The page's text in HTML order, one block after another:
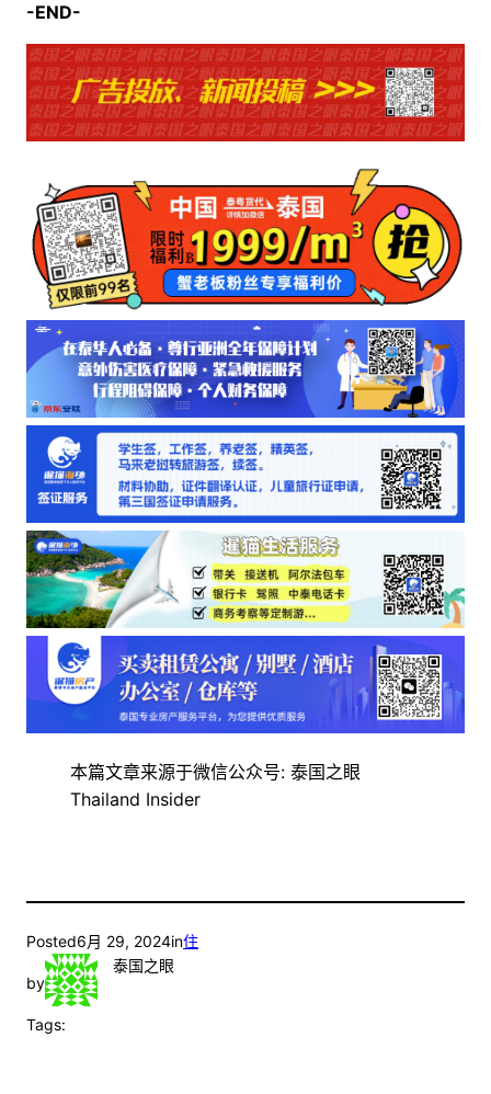
-END-
本篇文章来源于微信公众号: 泰国之眼
Thailand Insider
Posted6月 29, 2024in住
by
泰国之眼
Tags: